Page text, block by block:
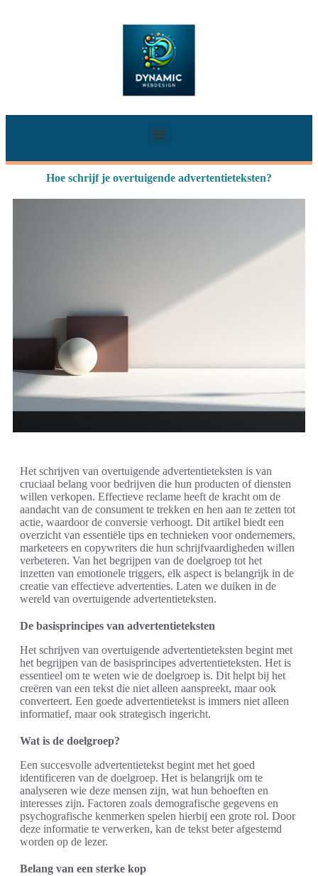
Hoe schrijf je overtuigende advertentieteksten?
Het schrijven van overtuigende advertentieteksten is van
cruciaal belang voor bedrijven die hun producten of diensten
willen verkopen. Effectieve reclame heeft de kracht om de
aandacht van de consument te trekken en hen aan te zetten tot
actie, waardoor de conversie verhoogt. Dit artikel biedt een
overzicht van essentiële tips en technieken voor ondernemers,
marketeers en copywriters die hun schrijfvaardigheden willen
verbeteren. Van het begrijpen van de doelgroep tot het
inzetten van emotionele triggers, elk aspect is belangrijk in de
creatie van effectieve advertenties. Laten we duiken in de
wereld van overtuigende advertentieteksten.
De basisprincipes van advertentieteksten
Het schrijven van overtuigende advertentieteksten begint met
het begrijpen van de basisprincipes advertentieteksten. Het is
essentieel om te weten wie de doelgroep is. Dit helpt bij het
creëren van een tekst die niet alleen aanspreekt, maar ook
converteert. Een goede advertentietekst is immers niet alleen
informatief, maar ook strategisch ingericht.
Wat is de doelgroep?
Een succesvolle advertentietekst begint met het goed
identificeren van de doelgroep. Het is belangrijk om te
analyseren wie deze mensen zijn, wat hun behoeften en
interesses zijn. Factoren zoals demografische gegevens en
psychografische kenmerken spelen hierbij een grote rol. Door
deze informatie te verwerken, kan de tekst beter afgestemd
worden op de lezer.
Belang van een sterke kop